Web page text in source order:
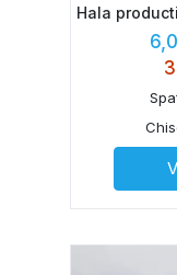
Hala